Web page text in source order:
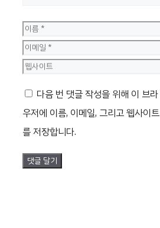
이
름
이
메
웹
트
다음 번 댓글 작성을 위해 이 브라
우저에 이름, 이메일, 그리고 웹사이트
를 저장합니다.